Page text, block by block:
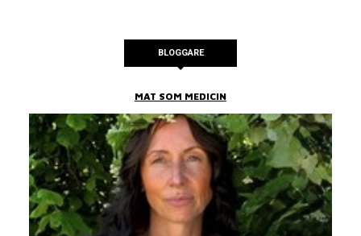
BLOGGARE
MAT SOM MEDICIN